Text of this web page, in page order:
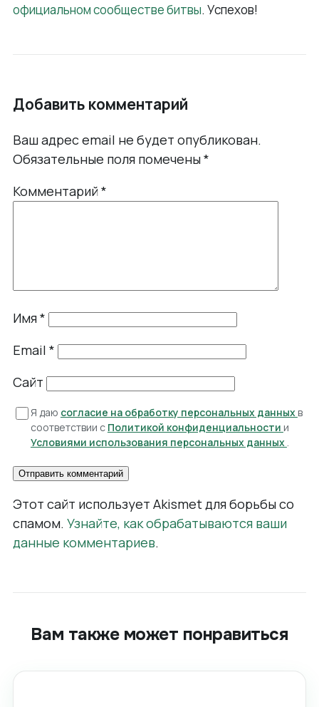
официальном сообществе битвы. Успехов!
Добавить комментарий
Ваш адрес email не будет опубликован.
Обязательные поля помечены*
Комментарий*
Имя*
Email *
Сайт
Я даю согласие на обработку персональных данных в
соответствии с Политикой конфиденциальности и
Условиями использования персональных данных .
Этот сайт использует Akismet для борьбы со
спамом. Узнайте, как обрабатываются ваши
данные комментариев.
Вам также может понравиться